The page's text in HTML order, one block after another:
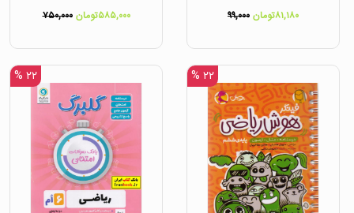
۸۱,۱۸۰تومان ۹۹,۰۰۰ ۵۸۵,۰۰۰تومان ۷۵۰,۰۰۰
۲۲ % ۲۲ %